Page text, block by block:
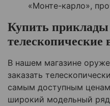
«Монте-карло»,
Купить
телескопические
В нашем магазине
заказать
самым доступным
широкий модельный